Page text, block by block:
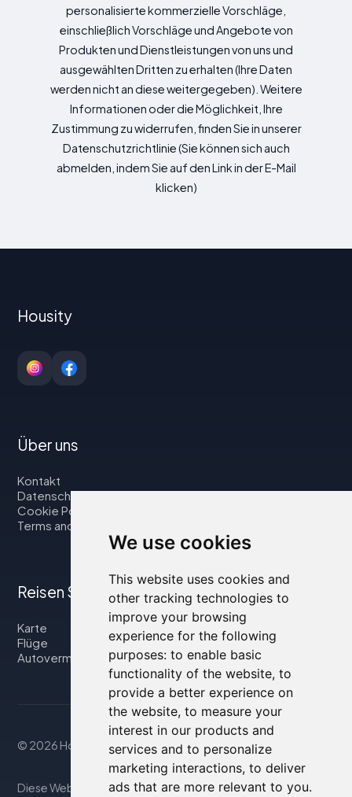
We use cookies
This website uses cookies and
other tracking technologies to
improve your browsing
experience for the following
purposes: to enable basic
functionality of the website, to
provide a better experience on
the website, to measure your
interest in our products and
services and to personalize
marketing interactions, to deliver
ads that are more relevant to you.
personalisierte kommerzielle Vorschläge,
einschließlich Vorschläge und Angebote von
Produkten und Dienstleistungen von uns und
ausgewählten Dritten zu erhalten (Ihre Daten
werden nicht an diese weitergegeben). Weitere
Informationen oder die Möglichkeit, Ihre
Zustimmung zu widerrufen, finden Sie in unserer
Datenschutzrichtlinie (Sie können sich auch
abmelden, indem Sie auf den Link in der E-Mail
klicken)
Housity
Über uns
Kontakt
Datenschutzbestimmungen
Cookie Policy
Terms and Conditions
Reisen Sie mit uns
Karte
Flüge
Autovermietung
© 2026 Housity.net
Diese Website bietet Informationen nur zu